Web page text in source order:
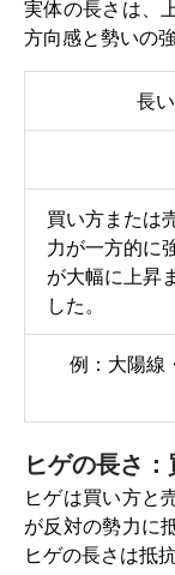
実体の長さは、
方向感と勢いの
長い
買い方または
力が一方的に
が大幅に上昇
した。
例：大陽線
ヒゲの長さ
ヒゲは買い方と
が反対の勢力に
ヒゲの長さは抵